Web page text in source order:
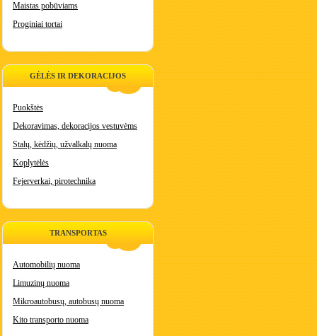
Maistas pobūviams
Proginiai tortai
GĖLĖS IR DEKORACIJOS
Puokštės
Dekoravimas, dekoracijos vestuvėms
Stalų, kėdžių, užvalkalų nuoma
Koplytėlės
Fejerverkai, pirotechnika
TRANSPORTAS
Automobilių nuoma
Limuzinų nuoma
Mikroautobusų, autobusų nuoma
Kito transporto nuoma